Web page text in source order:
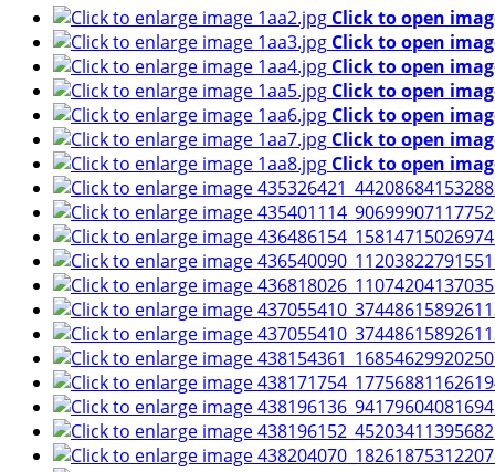
Click to open
Click to open
Click to open
Click to open
Click to open
Click to open
Click to open